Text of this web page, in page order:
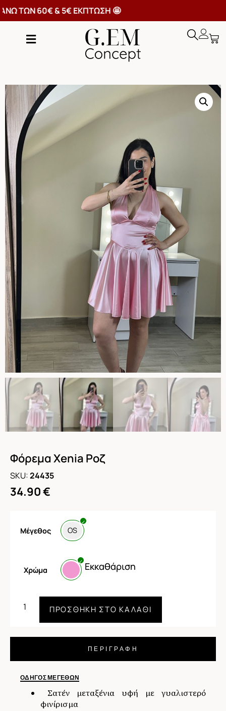
ΑΝΩ ΤΩΝ 60€ & 5€ ΕΚΠΤΩΣΗ 🤩
Φόρεμα Xenia Ροζ
SKU:24435
34.90€
Μέγεθος OS
Χρώμα Εκκαθάριση
ΠΡΟΣΘΉΚΗ ΣΤΟ ΚΑΛΆΘΙ
ΠΕΡΙΓΡΑΦΗ
ΟΔΗΓΌΣ ΜΕΓΕΘΏΝ
Σατέν μεταξένια υφή με γυαλιστερό
φινίρισμα